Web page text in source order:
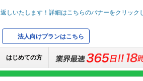
法人向けプランはこちら
はじめての方